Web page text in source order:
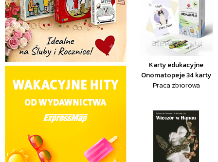
Karty edukacyjne
Onomatopeje 34 karty
Praca zbiorowa